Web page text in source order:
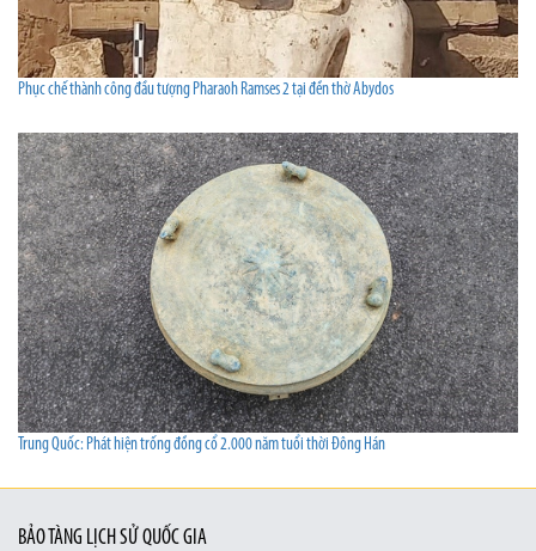
Phục chế thành công đầu tượng Pharaoh Ramses 2 tại đền thờ Abydos
Trung Quốc: Phát hiện trống đồng cổ 2.000 năm tuổi thời Đông Hán
BẢO TÀNG LỊCH SỬ QUỐC GIA